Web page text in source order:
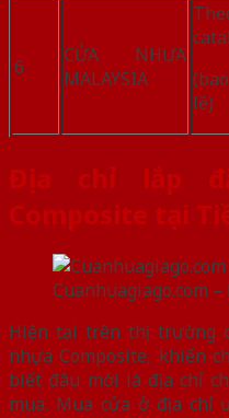
6
CỬA NHỰA
MALAYSIA
lề)
Địa chỉ lắp
Composite tại
Cuanhuagiago.com
Hiện tại trên thị trường
nhựa Composite, khiến
biết đâu mới là địa chỉ
mua. Mua cửa ở địa chỉ